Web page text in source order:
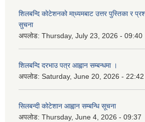
शिलबन्दि कोटेशनको मा्ध्यमबाट उत्तर पुस्तिका र
सुचना
अपलोड: Thursday, July 23, 2026 - 09:40
शिलबन्दि दरभाउ पत्र आह्वान सम्बन्धमा ।
अपलोड: Saturday, June 20, 2026 - 22:42
सिलबन्दी कोटेशान आह्वान सम्बन्धि सूचना
अपलोड: Thursday, June 4, 2026 - 09:37